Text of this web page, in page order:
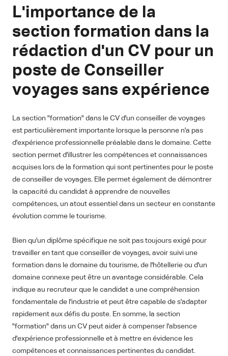
L'importance de la
section formation dans la
rédaction d'un CV pour un
poste de Conseiller
voyages sans expérience
La section "formation" dans le CV d'un conseiller de voyages
est particulièrement importante lorsque la personne n'a pas
d'expérience professionnelle préalable dans le domaine. Cette
section permet d'illustrer les compétences et connaissances
acquises lors de la formation qui sont pertinentes pour le poste
de conseiller de voyages. Elle permet également de démontrer
la capacité du candidat à apprendre de nouvelles
compétences, un atout essentiel dans un secteur en constante
évolution comme le tourisme.
Bien qu'un diplôme spécifique ne soit pas toujours exigé pour
travailler en tant que conseiller de voyages, avoir suivi une
formation dans le domaine du tourisme, de l'hôtellerie ou d'un
domaine connexe peut être un avantage considérable. Cela
indique au recruteur que le candidat a une compréhension
fondamentale de l'industrie et peut être capable de s'adapter
rapidement aux défis du poste. En somme, la section
"formation" dans un CV peut aider à compenser l'absence
d'expérience professionnelle et à mettre en évidence les
compétences et connaissances pertinentes du candidat.